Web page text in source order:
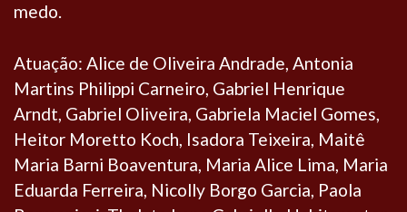
medo.
Atuação: Alice de Oliveira Andrade, Antonia
Martins Philippi Carneiro, Gabriel Henrique
Arndt, Gabriel Oliveira, Gabriela Maciel Gomes,
Heitor Moretto Koch, Isadora Teixeira, Maitê
Maria Barni Boaventura, Maria Alice Lima, Maria
Eduarda Ferreira, Nicolly Borgo Garcia, Paola